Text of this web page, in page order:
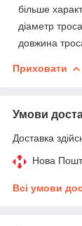
більше
діаметр
довжина
Приховати
Умови
Доставка
Нова
Всі умови